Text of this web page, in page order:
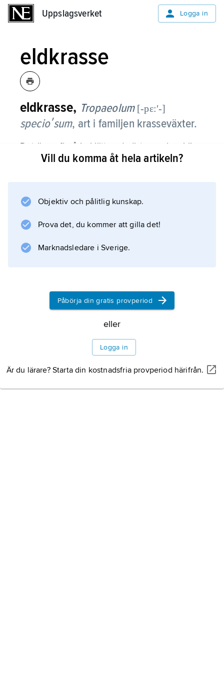
Uppslagsverket Logga in
eldkrasse
eldkrasse, Tropaeolum [-pɛ:ʹ-]
specioʹsum, art i familjen krasseväxter.
Det är en flerårig klättrande ört, som kan bli
3–4 m hög. Den har tjocka, knölformiga,
sexfingrade. Blommorna, som är ca 4 cm
Blomningen pågår hela sommaren. Arten,
som härstammar
Information om artikeln
Vill du komma åt hela artikeln?
Objektiv och pålitlig kunskap.
Prova det, du kommer att gilla det!
Marknadsledare i Sverige.
Påbörja din gratis provperiod
eller
Logga in
Är du lärare? Starta din kostnadsfria provperiod härifrån.